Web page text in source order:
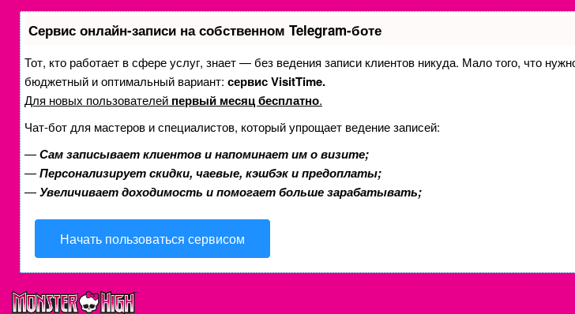
Сервис онлайн-записи на собственном Telegram-боте
Тот, кто работает в сфере услуг, знает — без ведения записи клиентов никуда. Мало того, что
бюджетный и оптимальный вариант: сервис VisitTime.
Для новых пользователей первый месяц бесплатно.
Чат-бот для мастеров и специалистов, который упрощает ведение записей:
—Сам записывает клиентов и напоминает им о визите;
—Персонализирует скидки, чаевые, кэшбэк и предоплаты;
—Увеличивает доходимость и помогает больше зарабатывать;
Начать пользоваться сервисом